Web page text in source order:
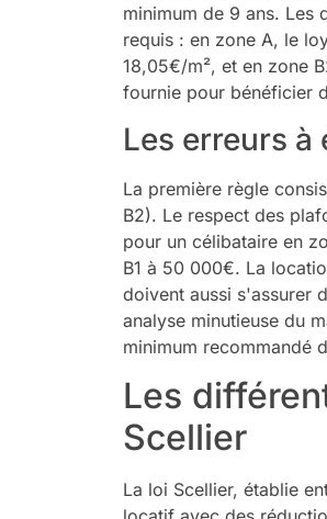
minimum de 9 ans. Les
requis : en zone A, le
18,05€/m², et en zone
fournie pour bénéficier
Les erreurs
La première règle
B2). Le respect des
pour un célibataire en
B1 à 50 000€. La
doivent aussi s'assurer
analyse minutieuse du
minimum recommandé
Les
Scellier
La loi Scellier, établie